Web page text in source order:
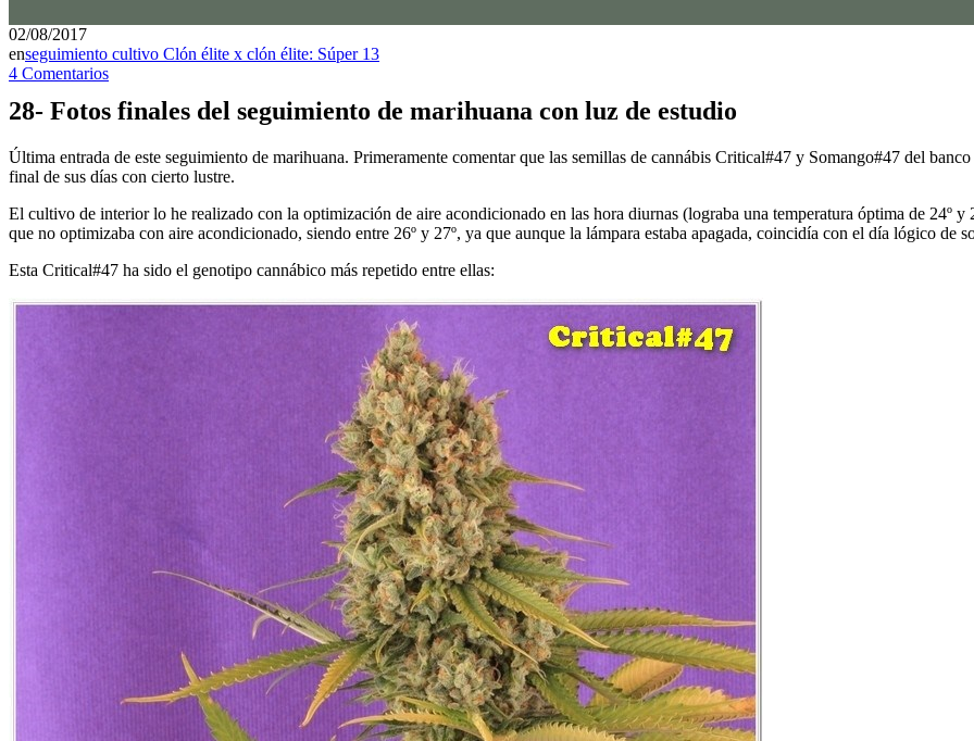
02/08/2017
enseguimiento cultivo Clón élite x clón élite: Súper 13
4 Comentarios
28- Fotos finales del seguimiento de marihuana con luz de estudio
Última entrada de este seguimiento de marihuana. Primeramente comentar que las semillas de cannábis Critical#47 y Somango#47 del
final de sus días con cierto lustre.
El cultivo de interior lo he realizado con la optimización de aire acondicionado en las hora diurnas (lograba una temperatura óptima de 24º y
que no optimizaba con aire acondicionado, siendo entre 26º y 27º, ya que aunque la lámpara estaba apagada, coincidía con el día lógico de
Esta Critical#47 ha sido el genotipo cannábico más repetido entre ellas: